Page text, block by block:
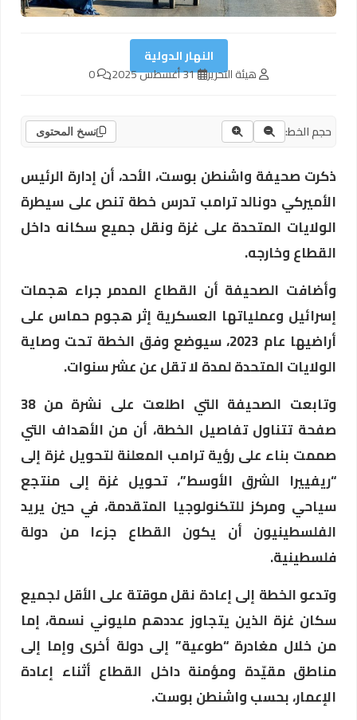
النهار الدولية
هيئة التحرير 31 أغسطس 2025
حجم الخط: نسخ المحتوى
ذكرت صحيفة واشنطن بوست، الأحد، أن إدارة الرئيس
الأميركي دونالد ترامب تدرس خطة تنص على سيطرة
الولايات المتحدة على غزة ونقل جميع سكانه داخل
القطاع وخارجه.
وأضافت الصحيفة أن القطاع المدمر جراء هجمات
إسرائيل وعملياتها العسكرية إثر هجوم حماس على
أراضيها عام 2023، سيوضع وفق الخطة تحت وصاية
الولايات المتحدة لمدة لا تقل عن عشر سنوات.
وتابعت الصحيفة التي اطلعت على نشرة من 38
صفحة تتناول تفاصيل الخطة، أن من الأهداف التي
صممت بناء على رؤية ترامب المعلنة لتحويل غزة إلى
“ريفييرا الشرق الأوسط”، تحويل غزة إلى منتجع
سياحي ومركز للتكنولوجيا المتقدمة، في حين يريد
الفلسطينيون أن يكون القطاع جزءا من دولة
فلسطينية.
وتدعو الخطة إلى إعادة نقل موقتة على الأقل لجميع
سكان غزة الذين يتجاوز عددهم مليوني نسمة، إما
من خلال مغادرة “طوعية” إلى دولة أخرى وإما إلى
مناطق مقيّدة ومؤمنة داخل القطاع أثناء إعادة
الإعمار، بحسب واشنطن بوست.